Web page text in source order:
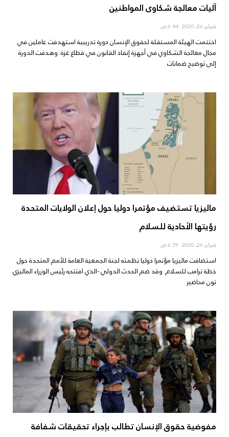
آليات معالجة شكاوى المواطنين
فبراير 26, 2020
اختتمت الهيئة المستقلة لحقوق الإنسان دورة تدريبية استهدفت عاملين في
مجال معالجة الشكاوي في أجهزة إنفاذ القانون في قطاع غزة. وهدفت الدورة
إلى توضيح ضمانات
ماليزيا تستضيف مؤتمرا دوليا حول إعلان الولايات المتحدة
رؤيتها الأحادية للسلام
فبراير 26, 2020
استضافت ماليزيا مؤتمرا دوليا نظمته لجنة الجمعية العامة للأمم المتحدة حول
خطة ترامب للسلام. وقد ضم الحدث الدولي -الذي افتتحه رئيس الوزراء الماليزي
تون محاضير
مفوضية حقوق الإنسان تطالب بإجراء تحقيقات شفافة